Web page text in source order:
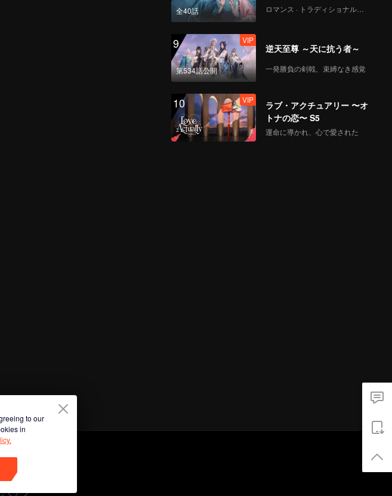
全40話 ロマンス · トラディショナル・コスチューム
9
第534話公開
VIP
逆天至尊 ～天に抗う者～
一発勝負の剣戟、束縛なき感覚
10 VIP
ラブ・アクチュアリー 〜オ
トナの恋〜 S5
運命に導かれ、心で愛された
to our
in
てアプ